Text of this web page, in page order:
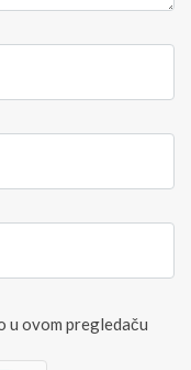
u ovom pregledaču